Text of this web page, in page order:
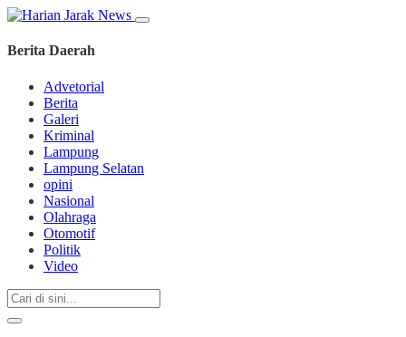
Berita Daerah
Advetorial
Berita
Galeri
Kriminal
Lampung
Lampung Selatan
opini
Nasional
Olahraga
Otomotif
Politik
Video